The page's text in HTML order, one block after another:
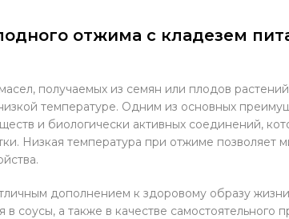
отжима с кладезем
получаемых из семян или плодов
температуре. Одним из основных
и биологически активных соединений,
Низкая температура при отжиме позволяет
дополнением к здоровому образу
соусы, а также в качестве самостоятельного